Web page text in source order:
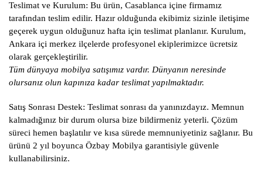
Teslimat ve Kurulum: Bu ürün, Casablanca içine firmamız
tarafından teslim edilir. Hazır olduğunda ekibimiz sizinle iletişime
geçerek uygun olduğunuz hafta için teslimat planlanır. Kurulum,
Ankara içi merkez ilçelerde profesyonel ekiplerimizce ücretsiz
olarak gerçekleştirilir.
Tüm dünyaya mobilya satışımız vardır. Dünyanın neresinde
olursanız olun kapınıza kadar teslimat yapılmaktadır.
Satış Sonrası Destek: Teslimat sonrası da yanınızdayız. Memnun
kalmadığınız bir durum olursa bize bildirmeniz yeterli. Çözüm
süreci hemen başlatılır ve kısa sürede memnuniyetiniz sağlanır. Bu
ürünü 2 yıl boyunca Özbay Mobilya garantisiyle güvenle
kullanabilirsiniz.